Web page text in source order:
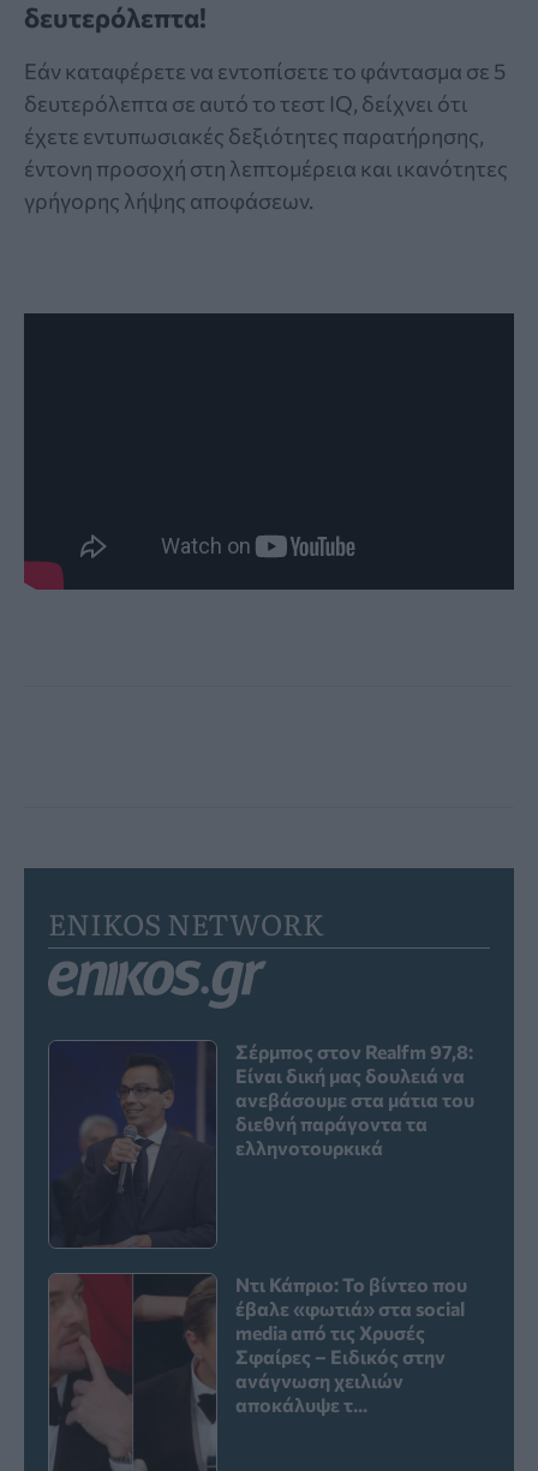
δευτερόλεπτα!
Εάν καταφέρετε να εντοπίσετε το φάντασμα σε 5
δευτερόλεπτα σε αυτό το τεστ IQ, δείχνει ότι
έχετε εντυπωσιακές δεξιότητες παρατήρησης,
έντονη προσοχή στη λεπτομέρεια και ικανότητες
γρήγορης λήψης αποφάσεων.
ENIKOS NETWORK
Σέρμπος στον Realfm 97,8:
Είναι δική μας δουλειά να
ανεβάσουμε στα μάτια του
διεθνή παράγοντα τα
ελληνοτουρκικά
Ντι Κάπριο: Το βίντεο που
έβαλε «φωτιά» στα social
media από τις Χρυσές
Σφαίρες – Ειδικός στην
ανάγνωση χειλιών
αποκάλυψε τ...